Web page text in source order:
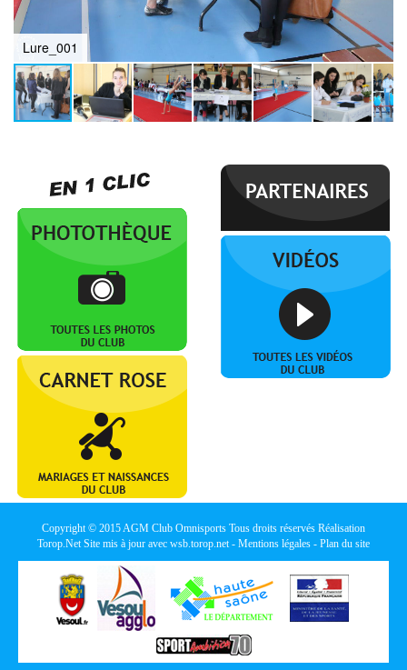
Lure_001
Copyright © 2015AGM Club Omnisports Tous droits réservés Réalisation
Torop.NetSite mis à jour avec wsb.torop.net- Mentions légales - Plan du site